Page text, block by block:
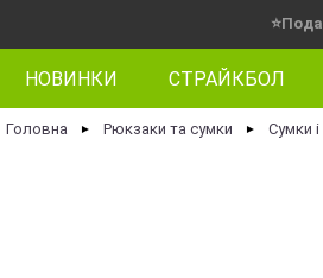
НОВИНКИ СТРАЙКБОЛ
Головна ► Рюкзаки та сумки ► Сумки